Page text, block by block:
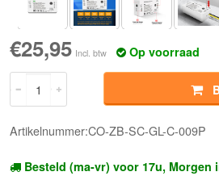
€25,95 Incl. btw Op voorraad
Artikelnummer:CO-ZB-SC-GL-C-009P
Besteld (ma-vr) voor 17u, Morgen